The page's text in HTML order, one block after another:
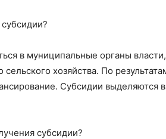
в муниципальные органы
хозяйства. По
Субсидии выделяются
субсидии?